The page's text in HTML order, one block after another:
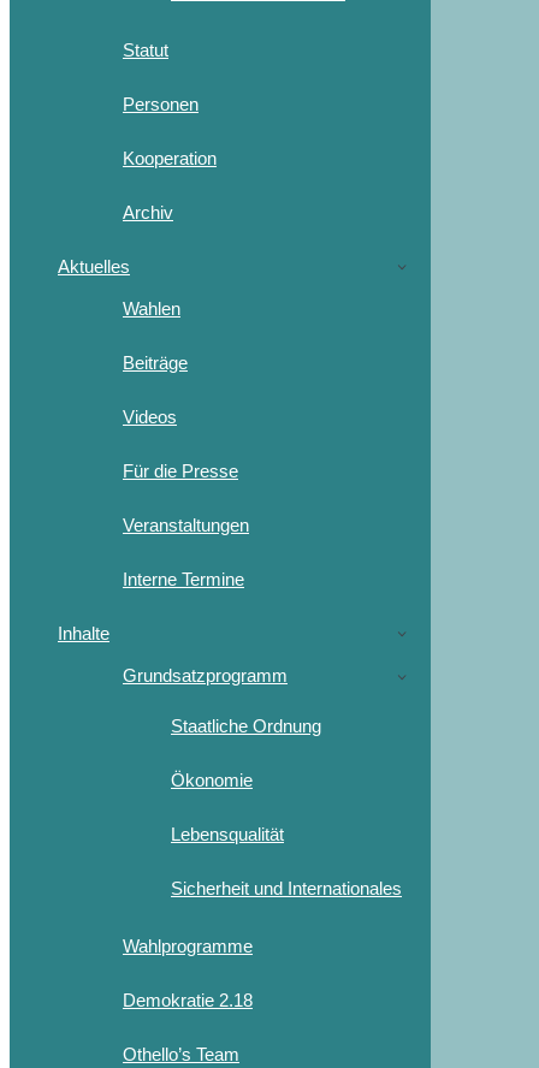
Statut
Personen
Kooperation
Archiv
Aktuelles
Wahlen
Beiträge
Videos
Für die Presse
Veranstaltungen
Interne Termine
Inhalte
Grundsatzprogramm
Staatliche Ordnung
Ökonomie
Lebensqualität
Sicherheit und Internationales
Wahlprogramme
Demokratie 2.18
Othello’s Team